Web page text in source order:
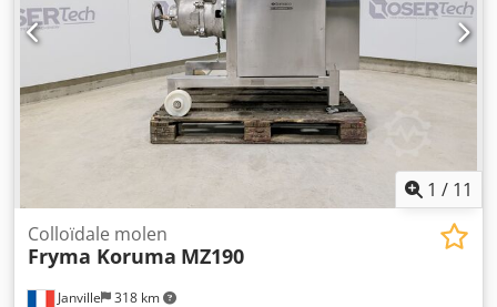
1 / 11
Janville 318 km
Colloïdale molen
Fryma Koruma MZ190